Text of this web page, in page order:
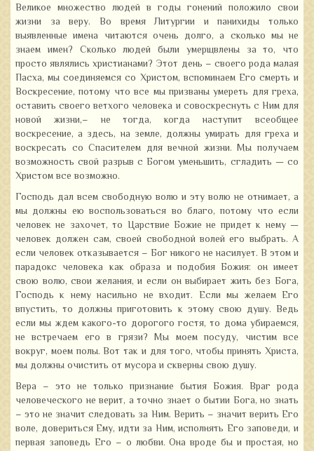
Великое множество людей в годы гонений положило свои
жизни за веру. Во время Литургии и панихиды только
выявленные имена читаются очень долго, а сколько мы не
знаем имен? Сколько людей были умерщвлены за то, что
просто являлись христианами? Этот день – своего рода малая
Пасха, мы соединяемся со Христом, вспоминаем Его смерть и
Воскресение, потому что все мы призваны умереть для греха,
оставить своего ветхого человека и совоскреснуть с Ним для
новой жизни,– не тогда, когда наступит всеобщее
воскресение, а здесь, на земле, должны умирать для греха и
воскресать со Спасителем для вечной жизни. Мы получаем
возможность свой разрыв с Богом уменьшить, сгладить — со
Христом все возможно.
Господь дал всем свободную волю и эту волю не отнимает, а
мы должны ею воспользоваться во благо, потому что если
человек не захочет, то Царствие Божие не придет к нему —
человек должен сам, своей свободной волей его выбрать. А
если человек отказывается – Бог никого не насилует. В этом и
парадокс человека как образа и подобия Божия: он имеет
свою волю, свои желания, и если он выбирает жить без Бога,
Господь к нему насильно не входит. Если мы желаем Его
впустить, то должны приготовить к этому свою душу. Ведь
если мы ждем какого-то дорогого гостя, то дома убираемся,
не встречаем его в грязи? Мы моем посуду, чистим все
вокруг, моем полы. Вот так и для того, чтобы принять Христа,
мы должны очистить от мусора и скверны свою душу.
Вера – это не только признание бытия Божия. Враг рода
человеческого не верит, а точно знает о бытии Бога, но знать
– это не значит следовать за Ним. Верить – значит верить Его
воле, довериться Ему, идти за Ним, исполнять Его заповеди, и
первая заповедь Его – о любви. Она вроде бы и простая, но